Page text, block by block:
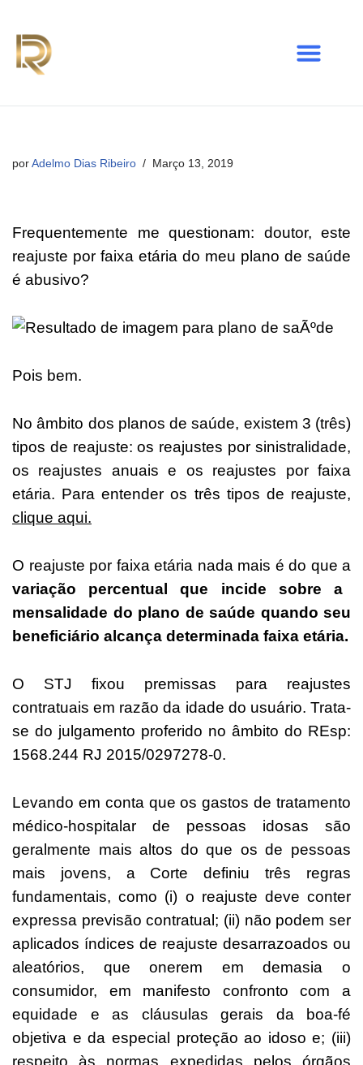
Avançar
para
por Adelmo Dias Ribeiro Março 13, 2019
Frequentemente me questionam: doutor, este
reajuste por faixa etária do meu plano de saúde
é abusivo?
Pois bem.
No âmbito dos planos de saúde, existem 3 (três)
tipos de reajuste: os reajustes por sinistralidade,
os reajustes anuais e os reajustes por faixa
etária. Para entender os três tipos de reajuste,
clique aqui.
O reajuste por faixa etária nada mais é do que a
variação percentual que incide sobre a
mensalidade do plano de saúde quando seu
beneficiário alcança determinada faixa etária.
O STJ fixou premissas para reajustes
contratuais em razão da idade do usuário. Trata-
se do julgamento proferido no âmbito do REsp:
1568.244 RJ 2015/0297278-0.
Levando em conta que os gastos de tratamento
médico-hospitalar de pessoas idosas são
geralmente mais altos do que os de pessoas
mais jovens, a Corte definiu três regras
fundamentais, como (i) o reajuste deve conter
expressa previsão contratual; (ii) não podem ser
aplicados índices de reajuste desarrazoados ou
aleatórios, que onerem em demasia o
consumidor, em manifesto confronto com a
equidade e as cláusulas gerais da boa-fé
objetiva e da especial proteção ao idoso e; (iii)